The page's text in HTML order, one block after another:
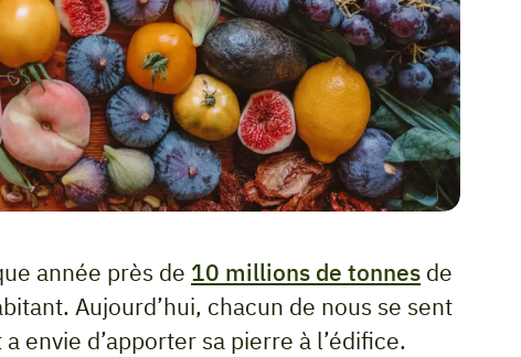
année près de 10 millions de tonnes de
Aujourd’hui, chacun de nous se sent
envie d’apporter sa pierre à l’édifice.